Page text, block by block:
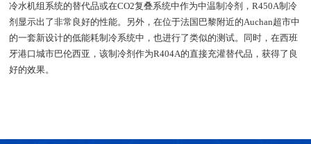
冷水机组系统的替代品或在CO2复叠系统中作为中温制冷剂，R450A制冷
剂显示出了非常良好的性能。另外，在位于法国巴黎附近的Auchan超市中
的一套新设计的低能耗制冷系统中，也进行了类似的测试。同时，在西班
牙港口城市巴伦西亚，该制冷剂作为R404A的直接充灌替代品，获得了良
好的效果。